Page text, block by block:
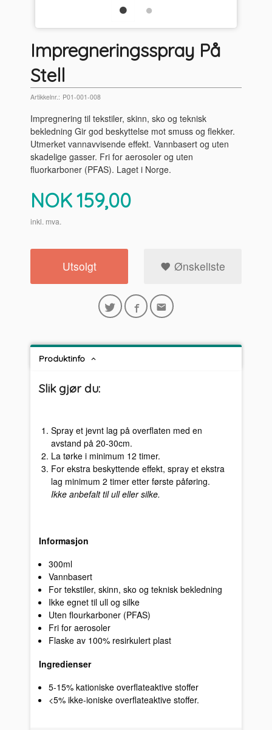
Impregneringsspray På
Stell
Artikkelnr.: P01-001-008
Impregnering til tekstiler, skinn, sko og teknisk
bekledning Gir god beskyttelse mot smuss og flekker.
Utmerket vannavvisende effekt. Vannbasert og uten
skadelige gasser. Fri for aerosoler og uten
fluorkarboner (PFAS). Laget i Norge.
Pris
NOK159,00
inkl. mva.
Utsolgt Ønskeliste
Produktinfo
Slik gjør du:
Spray et jevnt lag på overflaten med en
avstand på 20-30cm.
La tørke i minimum 12 timer.
For ekstra beskyttende effekt, spray et ekstra
lag minimum 2 timer etter første påføring.
Ikke anbefalt til ull eller silke.
Informasjon
300ml
Vannbasert
For tekstiler, skinn, sko og teknisk bekledning
Ikke egnet til ull og silke
Uten flourkarboner (PFAS)
Fri for aerosoler
Flaske av 100% resirkulert plast
Ingredienser
5-15% kationiske overflateaktive stoffer
<5% ikke-ioniske overflateaktive stoffer.